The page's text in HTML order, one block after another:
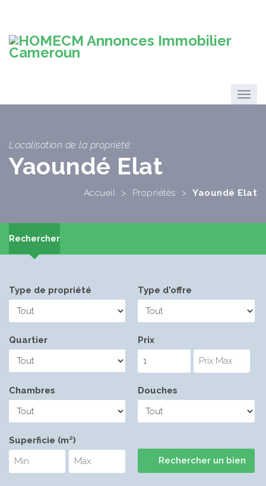
Localisation de la propriété:
Yaoundé Elat
Accueil > Propriétés > Yaoundé Elat
Rechercher
Type de propriété Type d'offre
Quartier Prix
Chambres Douches
Superficie (m²)